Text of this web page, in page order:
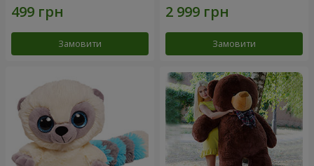
Замовити Замовити